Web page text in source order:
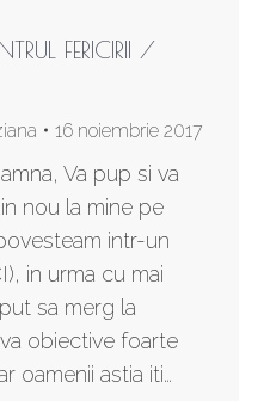
FERICIRII /
16 noiembrie 2017
Va pup si va
nou la mine pe
intr-un
in urma cu mai
sa merg la
obiective foarte
oamenii astia iti…